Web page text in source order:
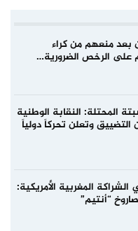
منعهم من كراء
على الرخص الضرورية…
المحتلة: النقابة الوطنية
وتعلن تحركاً دولياً
المغربية الأمريكية:
“أنتيم”